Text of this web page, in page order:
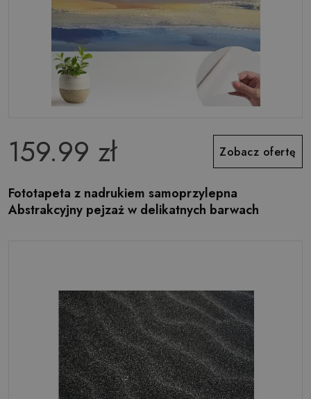
159.99 zł Zobacz ofertę
Fototapeta z nadrukiem samoprzylepna
Abstrakcyjny pejzaż w delikatnych barwach